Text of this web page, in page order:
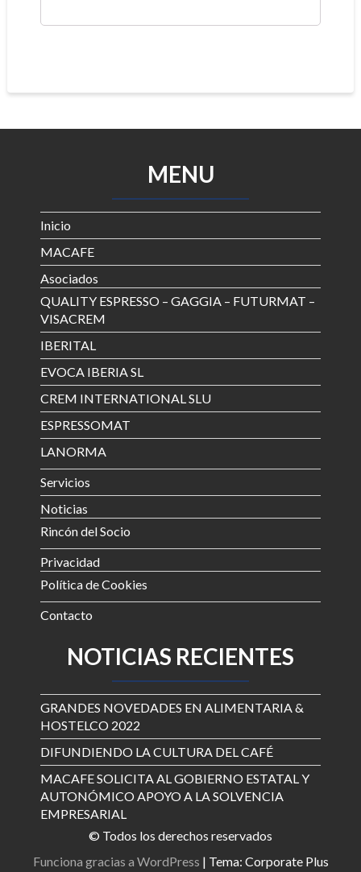
MENU
Inicio
MACAFE
Asociados
QUALITY ESPRESSO – GAGGIA – FUTURMAT –
VISACREM
IBERITAL
EVOCA IBERIA SL
CREM INTERNATIONAL SLU
ESPRESSOMAT
LANORMA
Servicios
Noticias
Rincón del Socio
Privacidad
Política de Cookies
Contacto
NOTICIAS RECIENTES
GRANDES NOVEDADES EN ALIMENTARIA &
HOSTELCO 2022
DIFUNDIENDO LA CULTURA DEL CAFÉ
MACAFE SOLICITA AL GOBIERNO ESTATAL Y
AUTONÓMICO APOYO A LA SOLVENCIA
EMPRESARIAL
© Todos los derechos reservados
Funciona gracias a WordPress | Tema: Corporate Plus